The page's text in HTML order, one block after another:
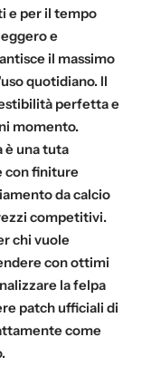
e per il tempo
e
il massimo
quotidiano. Il
perfetta e
momento.
una tuta
con finiture
da calcio
competitivi.
chi vuole
con ottimi
la felpa
patch ufficiali di
come